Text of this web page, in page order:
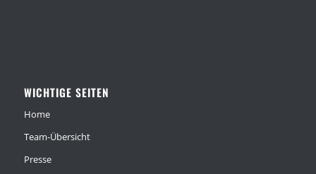
WICHTIGE SEITEN
Home
Team-Übersicht
Presse